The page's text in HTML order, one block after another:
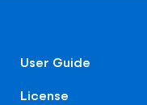
User Guide
License